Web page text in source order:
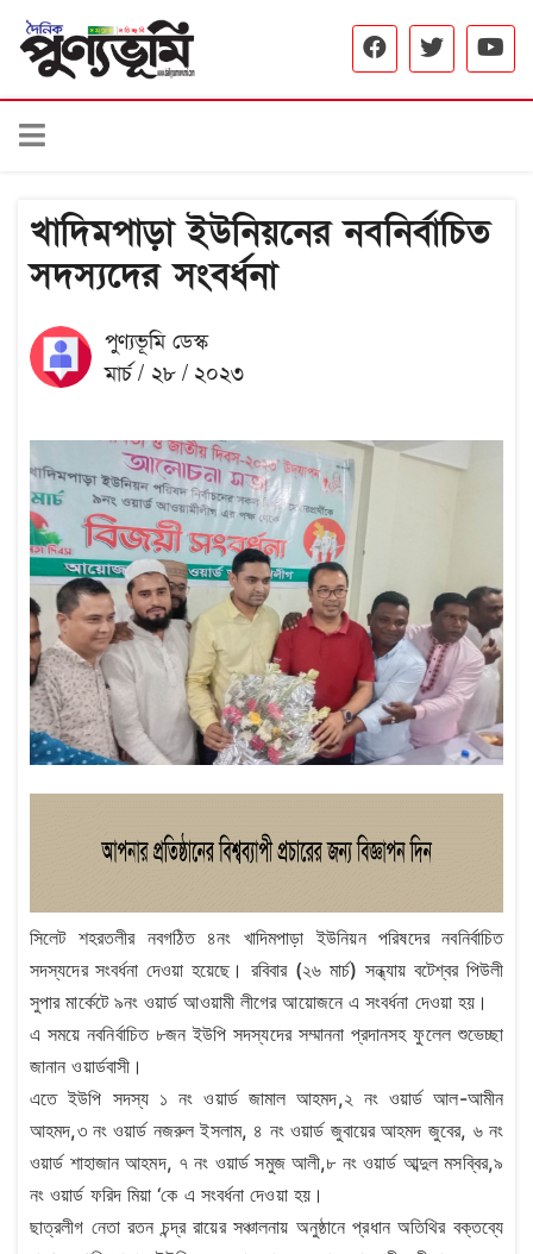
খাদিমপাড়া ইউনিয়নের নবনির্বাচিত
সদস্যদের সংবর্ধনা
পুণ্যভূমি ডেস্ক
মার্চ / ২৮ / ২০২৩
সিলেট শহরতলীর নবগঠিত ৪নং খাদিমপাড়া ইউনিয়ন পরিষদের নবনির্বাচিত
সদস্যদের সংবর্ধনা দেওয়া হয়েছে। রবিবার (২৬ মার্চ) সন্ধ্যায় বটেশ্বর পিউলী
সুপার মার্কেটে ৯নং ওয়ার্ড আওয়ামী লীগের আয়োজনে এ সংবর্ধনা দেওয়া হয়।
এ সময়ে নবনির্বাচিত ৮জন ইউপি সদস্যদের সম্মাননা প্রদানসহ ফুলেল শুভেচ্ছা
জানান ওয়ার্ডবাসী।
এতে ইউপি সদস্য ১ নং ওয়ার্ড জামাল আহমদ,২ নং ওয়ার্ড আল-আমীন
আহমদ,৩ নং ওয়ার্ড নজরুল ইসলাম, ৪ নং ওয়ার্ড জুবায়ের আহমদ জুবের, ৬ নং
ওয়ার্ড শাহাজান আহমদ, ৭ নং ওয়ার্ড সমুজ আলী,৮ নং ওয়ার্ড আব্দুল মসব্বির,৯
নং ওয়ার্ড ফরিদ মিয়া ‘কে এ সংবর্ধনা দেওয়া হয়।
ছাত্রলীগ নেতা রতন চন্দ্র রায়ের সঞ্চালনায় অনুষ্ঠানে প্রধান অতিথির বক্তব্যে